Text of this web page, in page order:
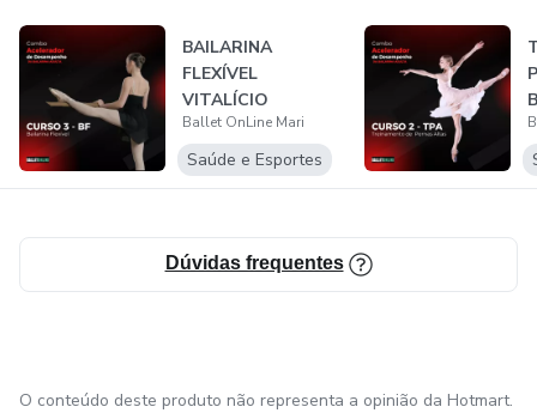
BAILARINA
FLEXÍVEL
VITALÍCIO
Ballet OnLine Mari
Saúde e Esportes
Dúvidas frequentes
O conteúdo deste produto não representa a opinião da Hotmart.